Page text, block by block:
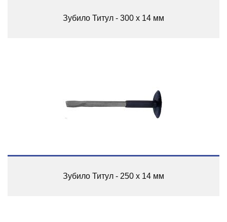
Зубило Титул - 300 x 14 мм
Зубило Титул - 250 x 14 мм